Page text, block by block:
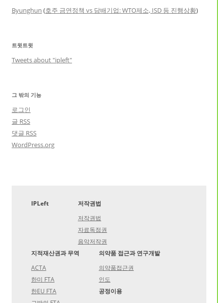
Byunghun (호주 금연정책 vs 담배기업: WTO제소, ISD 등 진행상황)
트윗트윗
Tweets about "ipleft"
그 밖의 기능
로그인
글 RSS
댓글 RSS
WordPress.org
IPLeft
저작권법
저작권법
자료독점권
음악저작권
지적재산권과 무역
ACTA
한미 FTA
한EU FTA
의약품 접근과 연구개발
의약품접근권
인도
공정이용